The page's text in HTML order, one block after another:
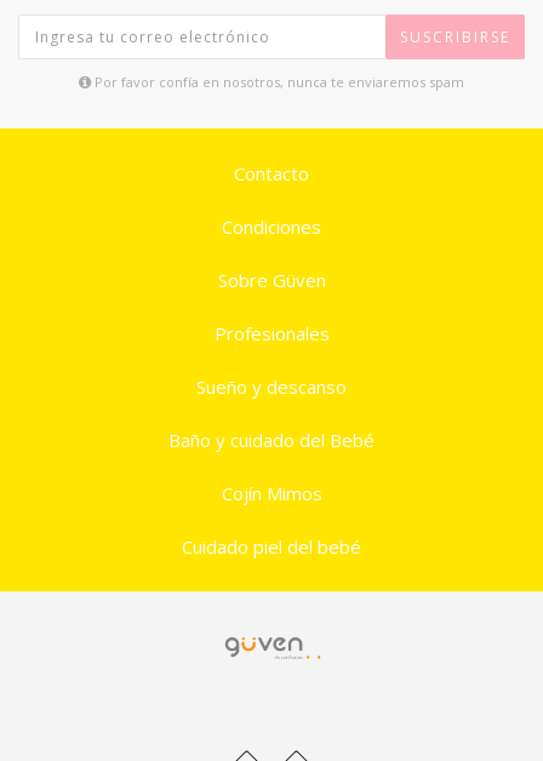
SUSCRIBIRSE
Por favor confía en nosotros, nunca te enviaremos spam
Contacto
Condiciones
Sobre Güven
Profesionales
Sueño y descanso
Baño y cuidado del Bebé
Cojín Mimos
Cuidado piel del bebé